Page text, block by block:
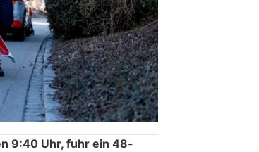
9:40 Uhr, fuhr ein 48-